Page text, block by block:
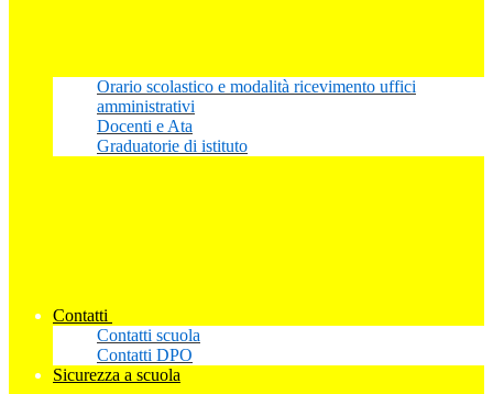
Orario scolastico e modalità ricevimento uffici
amministrativi
Docenti e Ata
Graduatorie di istituto
Contatti
Contatti scuola
Contatti DPO
Sicurezza a scuola